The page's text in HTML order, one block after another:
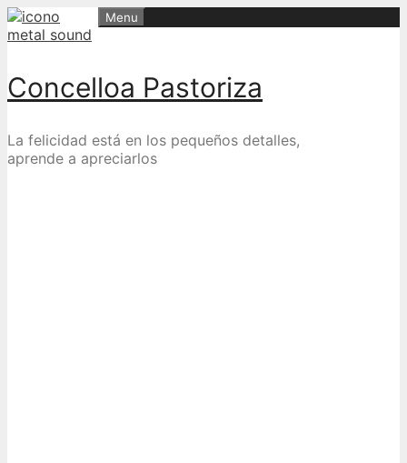
Skip
to
Concelloa Pastoriza
La felicidad está en los pequeños detalles,
aprende a apreciarlos
Menu